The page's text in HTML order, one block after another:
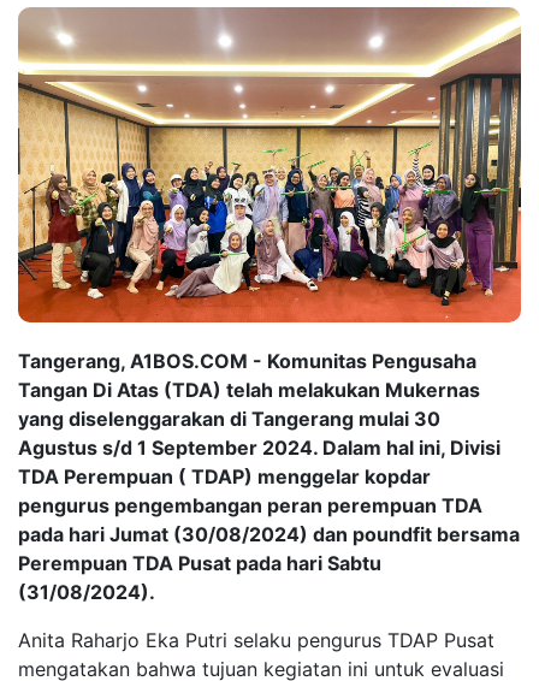
Tangerang, A1BOS.COM - Komunitas Pengusaha
Tangan Di Atas (TDA) telah melakukan Mukernas
yang diselenggarakan di Tangerang mulai 30
Agustus s/d 1 September 2024. Dalam hal ini, Divisi
TDA Perempuan ( TDAP) menggelar kopdar
pengurus pengembangan peran perempuan TDA
pada hari Jumat (30/08/2024) dan poundfit bersama
Perempuan TDA Pusat pada hari Sabtu
(31/08/2024).
Anita Raharjo Eka Putri selaku pengurus TDAP Pusat
mengatakan bahwa tujuan kegiatan ini untuk evaluasi